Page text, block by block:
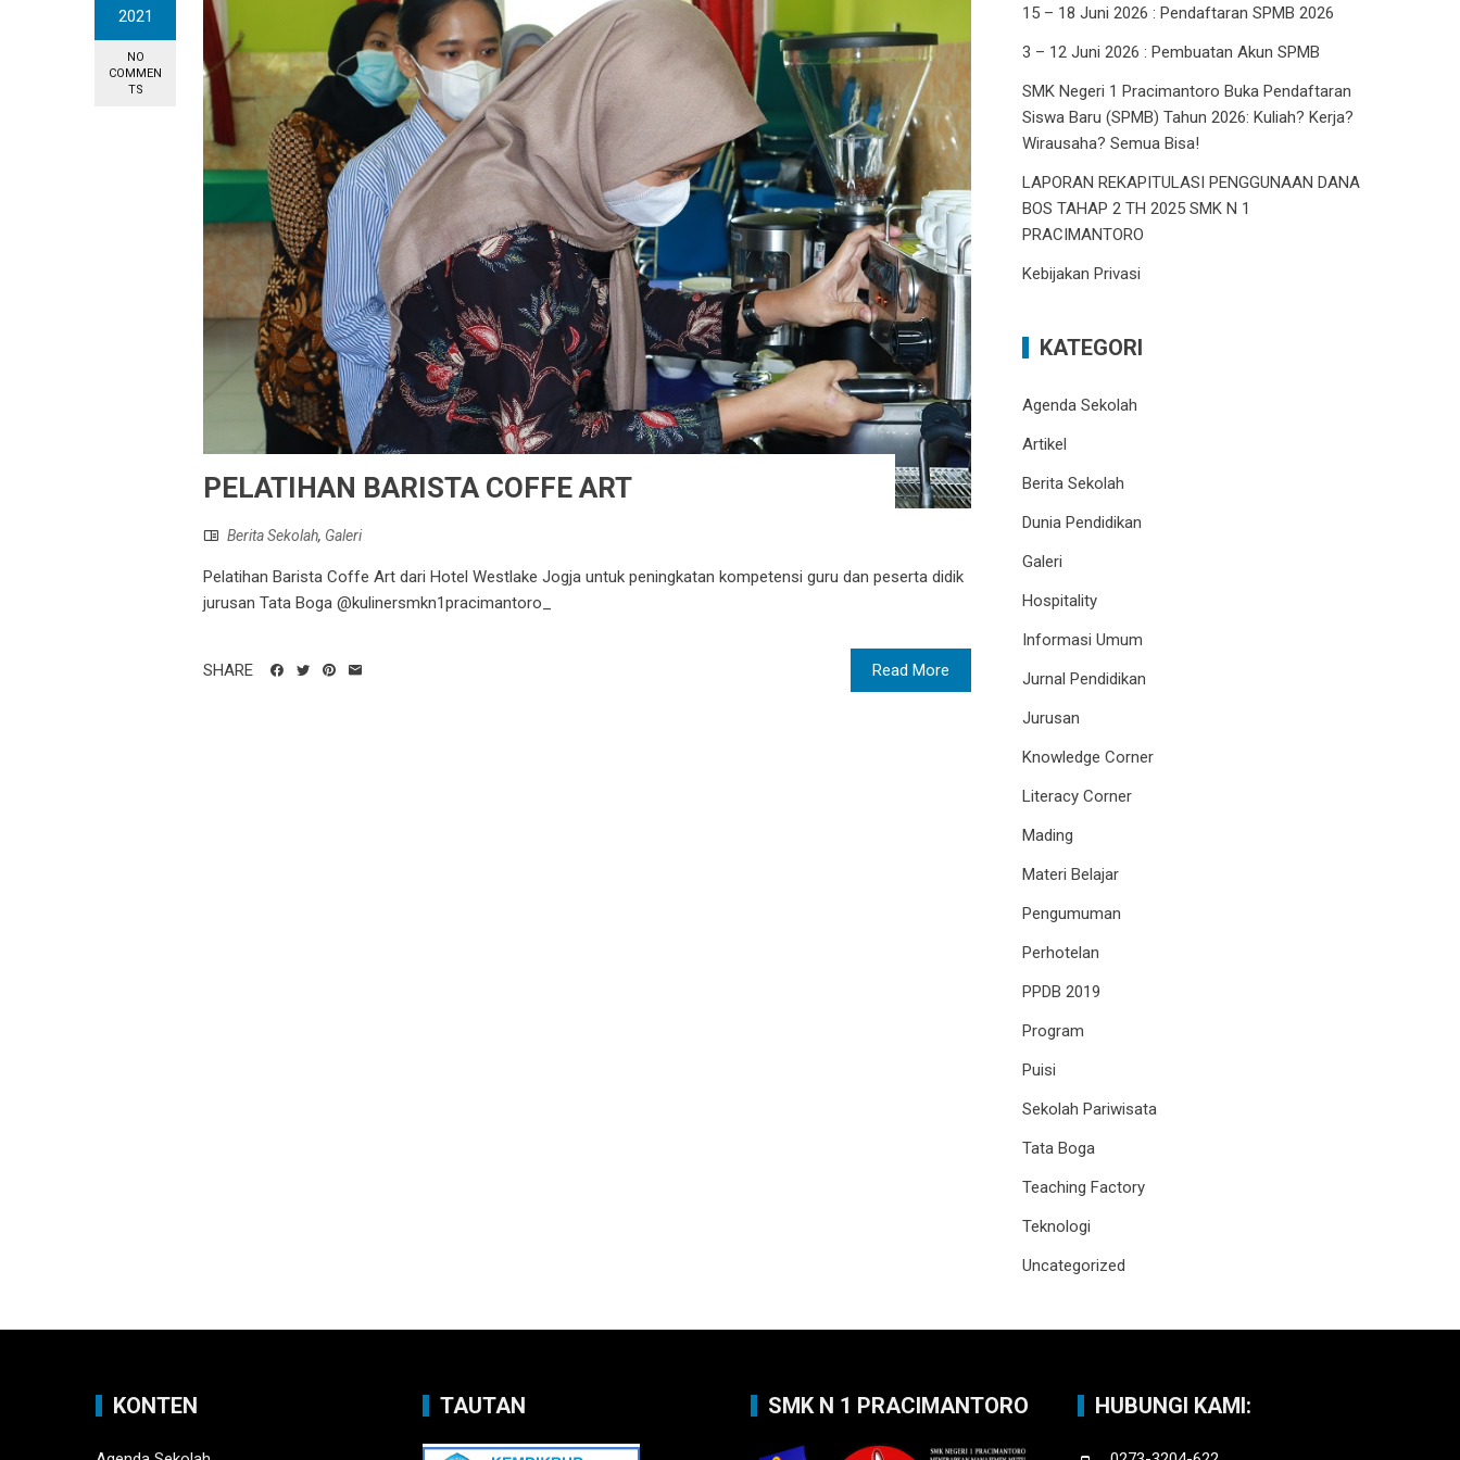
2021
NO
COMMEN
TS
PELATIHAN BARISTA COFFE ART
Berita Sekolah, Galeri
Pelatihan Barista Coffe Art dari Hotel Westlake Jogja untuk peningkatan kompetensi guru dan peserta didik
jurusan Tata Boga @kulinersmkn1pracimantoro_
Read More
SHARE
15 – 18 Juni 2026 : Pendaftaran SPMB 2026
3 – 12 Juni 2026 : Pembuatan Akun SPMB
SMK Negeri 1 Pracimantoro Buka Pendaftaran
Siswa Baru (SPMB) Tahun 2026: Kuliah? Kerja?
Wirausaha? Semua Bisa!
LAPORAN REKAPITULASI PENGGUNAAN DANA
BOS TAHAP 2 TH 2025 SMK N 1
PRACIMANTORO
Kebijakan Privasi
KATEGORI
Agenda Sekolah
Artikel
Berita Sekolah
Dunia Pendidikan
Galeri
Hospitality
Informasi Umum
Jurnal Pendidikan
Jurusan
Knowledge Corner
Literacy Corner
Mading
Materi Belajar
Pengumuman
Perhotelan
PPDB 2019
Program
Puisi
Sekolah Pariwisata
Tata Boga
Teaching Factory
Teknologi
Uncategorized
KONTEN TAUTAN SMK N 1 PRACIMANTORO HUBUNGI KAMI: